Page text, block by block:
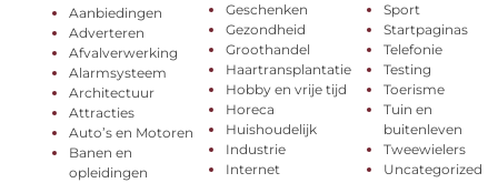
Aanbiedingen
Adverteren
Afvalverwerking
Alarmsysteem
Architectuur
Attracties
Auto’s en Motoren
Banen en
opleidingen
Geschenken
Gezondheid
Groothandel
Haartransplantatie
Hobby en vrije tijd
Horeca
Huishoudelijk
Industrie
Internet
Sport
Startpaginas
Telefonie
Testing
Toerisme
Tuin en
buitenleven
Tweewielers
Uncategorized